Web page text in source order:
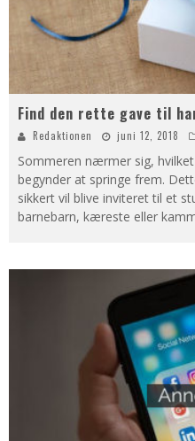
Find den rette gave til
Redaktionen juni 12, 2018
Sommeren nærmer sig,
begynder at springe frem.
sikkert vil blive inviteret til et
barnebarn, kæreste eller